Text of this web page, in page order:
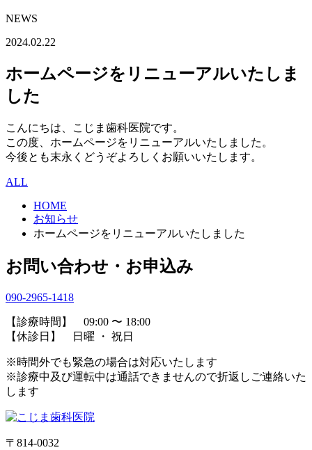
NEWS
2024.02.22
ホームページをリニューアルいたしま
した
こんにちは、こじま歯科医院です。
この度、ホームページをリニューアルいたしました。
今後とも末永くどうぞよろしくお願いいたします。
ALL
HOME
お知らせ
ホームページをリニューアルいたしました
お問い合わせ・お申込み
090-2965-1418
【診療時間】 09:00 〜 18:00
【休診日】 日曜 ・ 祝日
※時間外でも緊急の場合は対応いたします
※診療中及び運転中は通話できませんので折返しご連絡いた
します
〒814-0032